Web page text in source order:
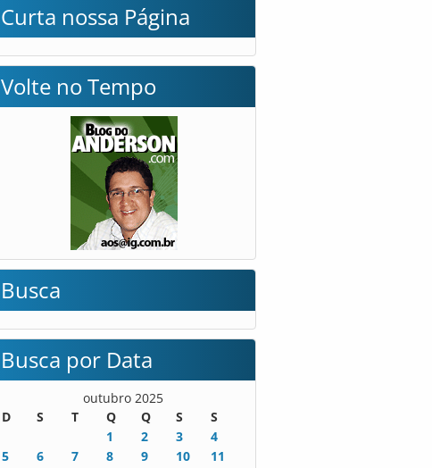
Curta nossa Página
Volte no Tempo
Busca
Busca por Data
outubro 2025
D
S T Q Q S
S
1
2 3
4
5
6 7 8 9 10
11